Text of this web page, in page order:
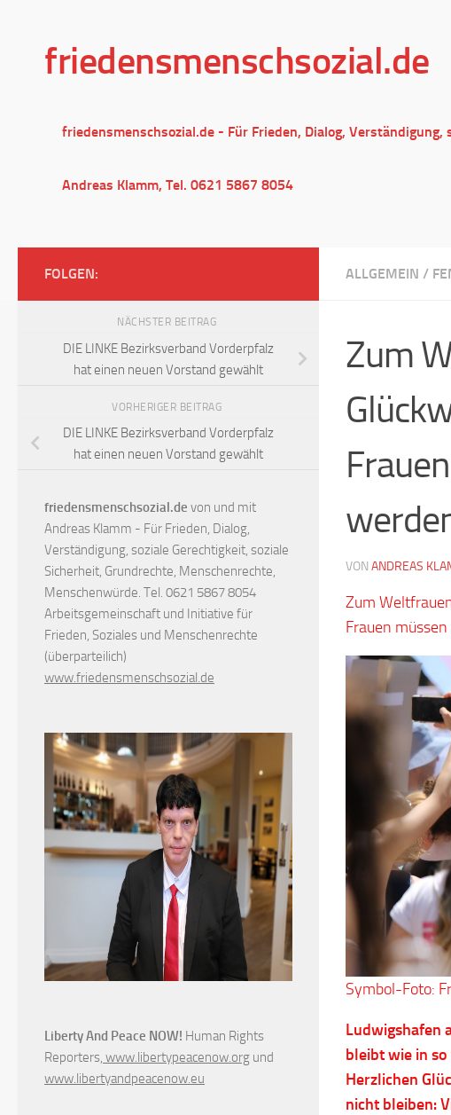
friedensmenschsozial.de
friedensmenschsozial.de - Für Frieden, Dialog,
Andreas Klamm, Tel. 0621 5867 8054
ALLGEMEIN /
Zum
VON ANDREAS
Zum
Frauen
Symbol-Foto:
Ludwigshafen
bleibt wie in so
Herzlichen
nicht bleiben:
FOLGEN:
NÄCHSTER BEITRAG
DIE LINKE Bezirksverband Vorderpfalz
hat einen neuen Vorstand gewählt
VORHERIGER BEITRAG
DIE LINKE Bezirksverband Vorderpfalz
hat einen neuen Vorstand gewählt
friedensmenschsozial.de von und mit
Andreas Klamm - Für Frieden, Dialog,
Verständigung, soziale Gerechtigkeit, soziale
Sicherheit, Grundrechte, Menschenrechte,
Menschenwürde. Tel. 0621 5867 8054
Arbeitsgemeinschaft und Initiative für
Frieden, Soziales und Menschenrechte
(überparteilich)
www.friedensmenschsozial.de
Liberty And Peace NOW! Human Rights
Reporters, www.libertypeacenow.org und
www.libertyandpeacenow.eu